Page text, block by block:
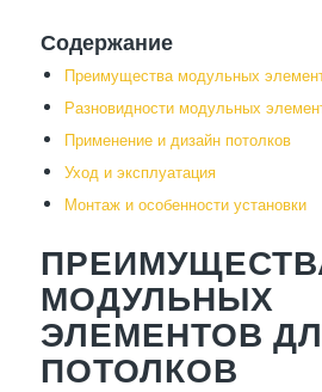
Содержание
Преимущества модульных
Разновидности модульных
Применение и дизайн потолков
Уход и эксплуатация
Монтаж и особенности установки
МОДУЛЬНЫХ
ЭЛЕМЕНТОВ
ПОТОЛКОВ